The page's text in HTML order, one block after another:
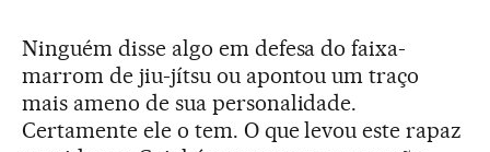
Ninguém disse algo em defesa do faixa-
marrom de jiu-jítsu ou apontou um traço
mais ameno de sua personalidade.
Certamente ele o tem. O que levou este rapaz